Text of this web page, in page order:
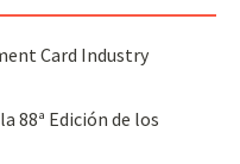
Card Industry
88ª Edición de los